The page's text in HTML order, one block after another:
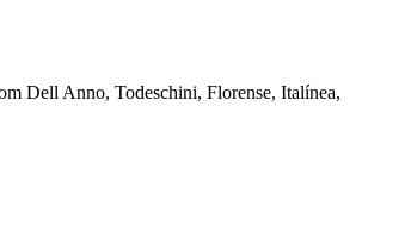
Dell Anno, Todeschini, Florense, Italínea,